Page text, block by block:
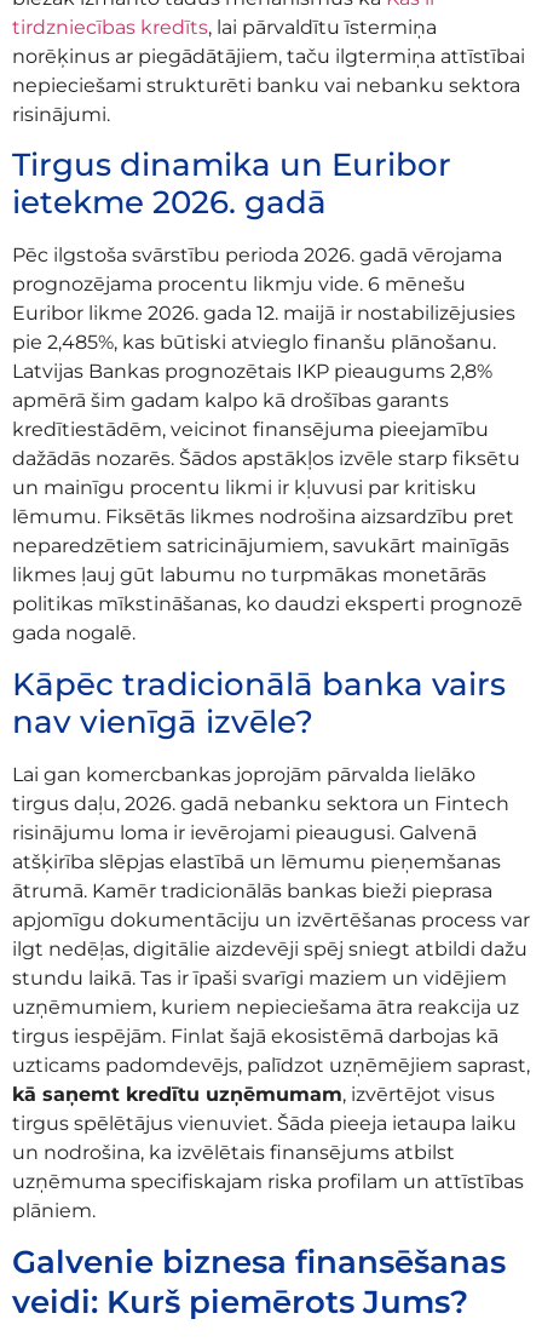
tirdzniecības kredīts, lai pārvaldītu īstermiņa
norēķinus ar piegādātājiem, taču ilgtermiņa attīstībai
nepieciešami strukturēti banku vai nebanku sektora
risinājumi.
Tirgus dinamika un Euribor
ietekme 2026. gadā
Pēc ilgstoša svārstību perioda 2026. gadā vērojama
prognozējama procentu likmju vide. 6 mēnešu
Euribor likme 2026. gada 12. maijā ir nostabilizējusies
pie 2,485%, kas būtiski atvieglo finanšu plānošanu.
Latvijas Bankas prognozētais IKP pieaugums 2,8%
apmērā šim gadam kalpo kā drošības garants
kredītiestādēm, veicinot finansējuma pieejamību
dažādās nozarēs. Šādos apstākļos izvēle starp fiksētu
un mainīgu procentu likmi ir kļuvusi par kritisku
lēmumu. Fiksētās likmes nodrošina aizsardzību pret
neparedzētiem satricinājumiem, savukārt mainīgās
likmes ļauj gūt labumu no turpmākas monetārās
politikas mīkstināšanas, ko daudzi eksperti prognozē
gada nogalē.
Kāpēc tradicionālā banka vairs
nav vienīgā izvēle?
Lai gan komercbankas joprojām pārvalda lielāko
tirgus daļu, 2026. gadā nebanku sektora un Fintech
risinājumu loma ir ievērojami pieaugusi. Galvenā
atšķirība slēpjas elastībā un lēmumu pieņemšanas
ātrumā. Kamēr tradicionālās bankas bieži pieprasa
apjomīgu dokumentāciju un izvērtēšanas process var
ilgt nedēļas, digitālie aizdevēji spēj sniegt atbildi dažu
stundu laikā. Tas ir īpaši svarīgi maziem un vidējiem
uzņēmumiem, kuriem nepieciešama ātra reakcija uz
tirgus iespējām. Finlat šajā ekosistēmā darbojas kā
uzticams padomdevējs, palīdzot uzņēmējiem saprast,
kā saņemt kredītu uzņēmumam, izvērtējot visus
tirgus spēlētājus vienuviet. Šāda pieeja ietaupa laiku
un nodrošina, ka izvēlētais finansējums atbilst
uzņēmuma specifiskajam riska profilam un attīstības
plāniem.
Galvenie biznesa finansēšanas
veidi: Kurš piemērots Jums?